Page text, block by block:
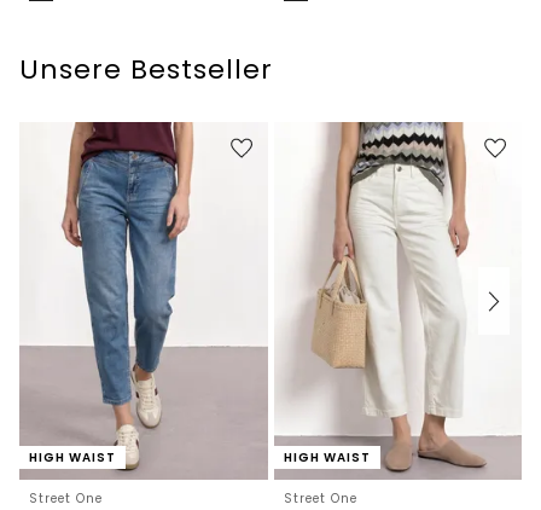
Unsere Bestseller
HIGH WAIST
Street One
HIGH WAIST
Street One